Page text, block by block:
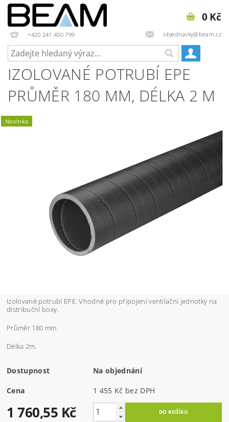
+420 241 400 799 objednavky@beam.cz
0 Kč
IZOLOVANÉ POTRUBÍ EPE
PRŮMĚR 180 MM, DÉLKA 2 M
Novinka
Izolované potrubí EPE. Vhodné pro připojení ventilační jednotky na
distribuční boxy.
Průměr 180 mm
Délka 2m.
Dostupnost Na objednání
Cena 1 455 Kč bez DPH
1 760,55 Kč